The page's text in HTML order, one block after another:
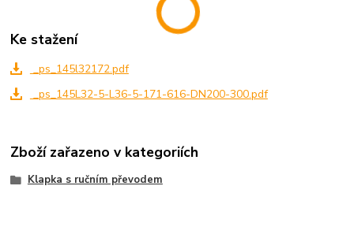
Ke stažení
_ps_145l32172.pdf
_ps_145L32-5-L36-5-171-616-DN200-300.pdf
Zboží zařazeno v kategoriích
Klapka s ručním převodem